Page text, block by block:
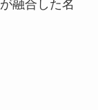
融合した名